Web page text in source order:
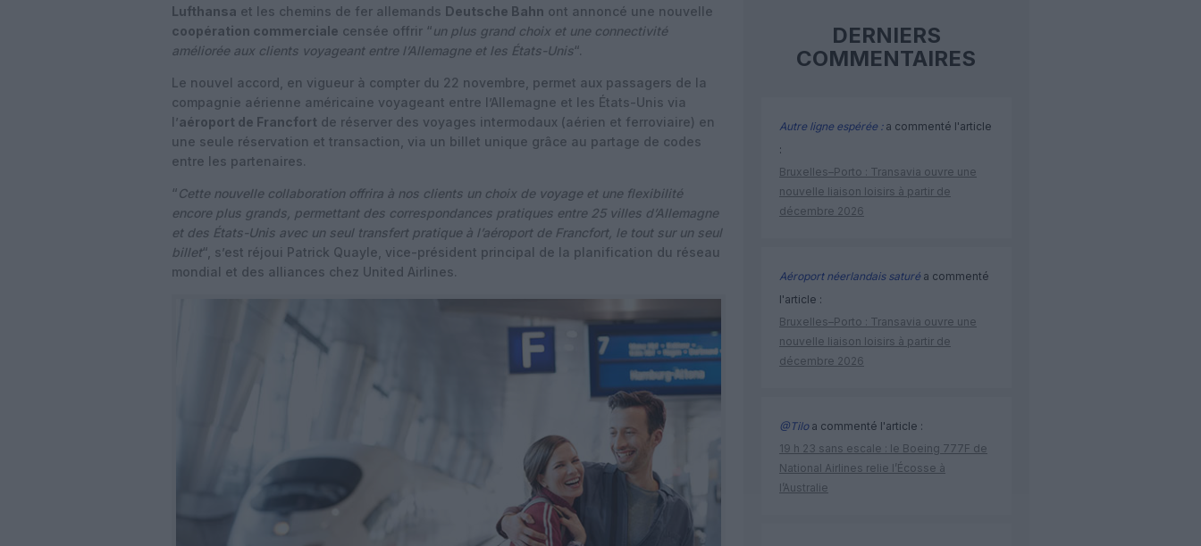
Lufthansa et les chemins de fer allemands Deutsche Bahn ont annoncé une nouvelle
coopération commerciale censée offrir “un plus grand choix et une connectivité
améliorée aux clients voyageant entre l’Allemagne et les États-Unis“.
Le nouvel accord, en vigueur à compter du 22 novembre, permet aux passagers de la
compagnie aérienne américaine voyageant entre l’Allemagne et les États-Unis via
l’aéroport de Francfort de réserver des voyages intermodaux (aérien et ferroviaire) en
une seule réservation et transaction, via un billet unique grâce au partage de codes
entre les partenaires.
“Cette nouvelle collaboration offrira à nos clients un choix de voyage et une flexibilité
encore plus grands, permettant des correspondances pratiques entre 25 villes d’Allemagne
et des États-Unis avec un seul transfert pratique à l’aéroport de Francfort, le tout sur un seul
billet“, s’est réjoui Patrick Quayle, vice-président principal de la planification du réseau
mondial et des alliances chez United Airlines.
DERNIERS
COMMENTAIRES
Autre ligne espérée :a commenté l'article
:
Bruxelles–Porto : Transavia ouvre une
nouvelle liaison loisirs à partir de
décembre 2026
Aéroport néerlandais saturéa commenté
l'article :
Bruxelles–Porto : Transavia ouvre une
nouvelle liaison loisirs à partir de
décembre 2026
@Tiloa commenté l'article :
19 h 23 sans escale : le Boeing 777F de
National Airlines relie l’Écosse à
l’Australie